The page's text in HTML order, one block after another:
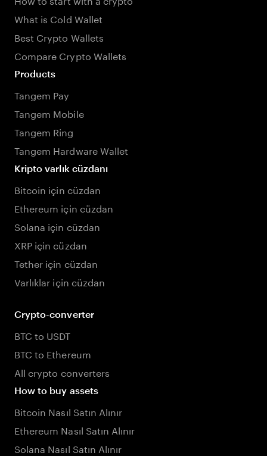
What is Cold Wallet
Best Crypto Wallets
Compare Crypto Wallets
Products
Tangem Pay
Tangem Mobile
Tangem Ring
Tangem Hardware Wallet
Kripto varlık cüzdanı
Bitcoin için cüzdan
Ethereum için cüzdan
Solana için cüzdan
XRP için cüzdan
Tether için cüzdan
Varlıklar için cüzdan
Crypto-converter
BTC to USDT
BTC to Ethereum
All crypto converters
How to buy assets
Bitcoin Nasıl Satın Alınır
Ethereum Nasıl Satın Alınır
Solana Nasıl Satın Alınır